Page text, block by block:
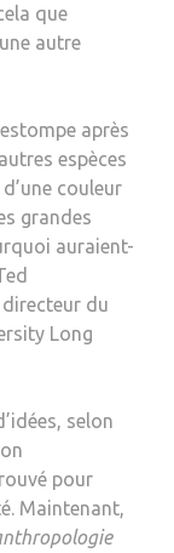
que
autre
après
espèces
couleur
grandes
auraient-
du
Long
selon
pour
Maintenant,